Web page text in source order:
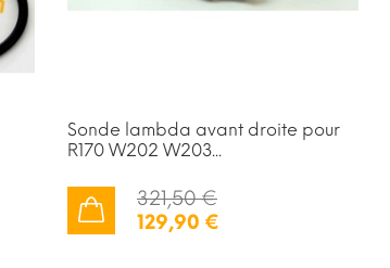
Sonde lambda avant droite pour
R170 W202 W203...
321,50 €
129,90 €